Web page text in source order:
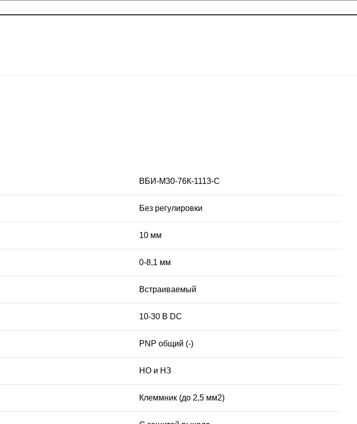
ВБИ-М30-76К-1113-С
Без регулировки
10 мм
0-8,1 мм
Встраиваемый
10-30 В DC
PNP общий (-)
НО и НЗ
Клеммник (до 2,5 мм2)